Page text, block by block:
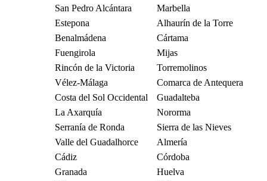
San Pedro Alcántara
Marbella
Estepona
Alhaurín de la Torre
Benalmádena
Cártama
Fuengirola
Mijas
Rincón de la Victoria
Torremolinos
Vélez-Málaga
Comarca de Antequera
Costa del Sol Occidental
Guadalteba
La Axarquía
Nororma
Serranía de Ronda
Sierra de las Nieves
Valle del Guadalhorce
Almería
Cádiz
Córdoba
Granada
Huelva